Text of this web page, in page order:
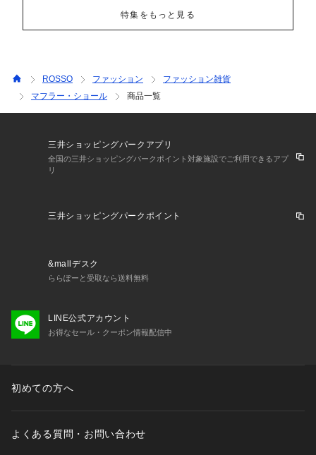
特集をもっと見る
ROSSO ファッション
ファッション雑貨
マフラー・ショール
商品一覧
三井ショッピングパークアプリ
全国の三井ショッピングパークポイント対象施設でご利用できるアプ
リ
三井ショッピングパークポイント
&mallデスク
ららぽーと受取なら送料無料
LINE公式アカウント
お得なセール・クーポン情報配信中
初めての方へ
よくある質問・お問い合わせ